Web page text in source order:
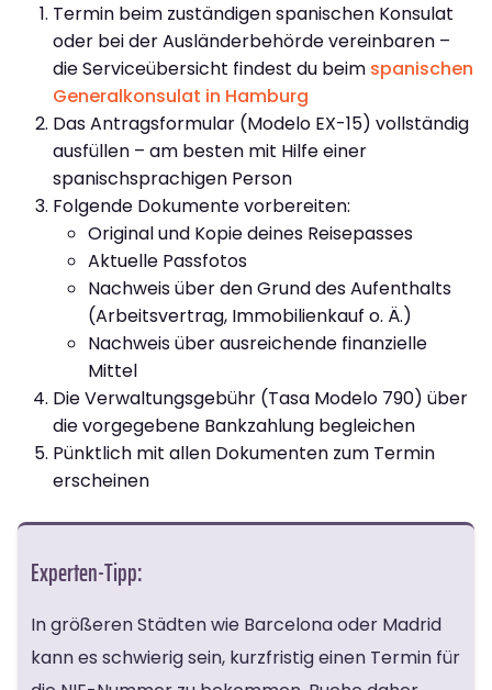
Termin beim zuständigen spanischen Konsulat
oder bei der Ausländerbehörde vereinbaren –
die Serviceübersicht findest du beim spanischen
Generalkonsulat in Hamburg
Das Antragsformular (Modelo EX-15) vollständig
ausfüllen – am besten mit Hilfe einer
spanischsprachigen Person
Folgende Dokumente vorbereiten:
Original und Kopie deines Reisepasses
Aktuelle Passfotos
Nachweis über den Grund des Aufenthalts
(Arbeitsvertrag, Immobilienkauf o. Ä.)
Nachweis über ausreichende finanzielle
Mittel
Die Verwaltungsgebühr (Tasa Modelo 790) über
die vorgegebene Bankzahlung begleichen
Pünktlich mit allen Dokumenten zum Termin
erscheinen
Experten-Tipp:
In größeren Städten wie Barcelona oder Madrid
kann es schwierig sein, kurzfristig einen Termin für